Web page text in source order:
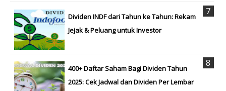
Dividen INDF dari Tahun ke Tahun: Rekam
Jejak & Peluang untuk Investor
400+ Daftar Saham Bagi Dividen Tahun
2025: Cek Jadwal dan Dividen Per Lembar